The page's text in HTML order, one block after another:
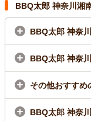
BBQ太郎 神奈川湘
BBQ太郎 神奈
BBQ太郎 神奈
その他おすすめ
BBQ太郎 神奈